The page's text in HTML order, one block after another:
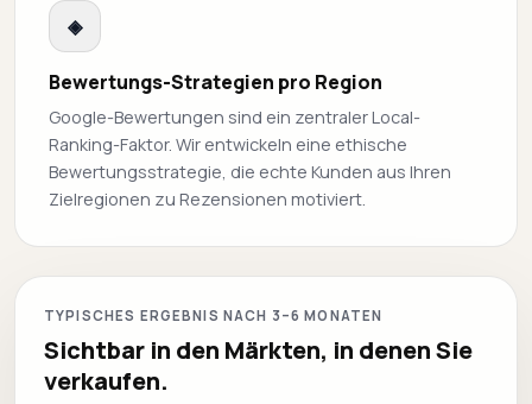
◈
Bewertungs-Strategien pro Region
Google-Bewertungen sind ein zentraler Local-
Ranking-Faktor. Wir entwickeln eine ethische
Bewertungsstrategie, die echte Kunden aus Ihren
Zielregionen zu Rezensionen motiviert.
TYPISCHES ERGEBNIS NACH 3–6 MONATEN
Sichtbar in den Märkten, in denen Sie
verkaufen.